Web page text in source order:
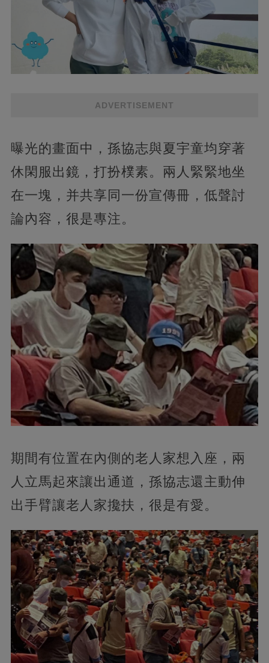
ADVERTISEMENT
曝光的畫面中，孫協志與夏宇童均穿著
休閑服出鏡，打扮樸素。兩人緊緊地坐
在一塊，并共享同一份宣傳冊，低聲討
論內容，很是專注。
期間有位置在內側的老人家想入座，兩
人立馬起來讓出通道，孫協志還主動伸
出手臂讓老人家攙扶，很是有愛。